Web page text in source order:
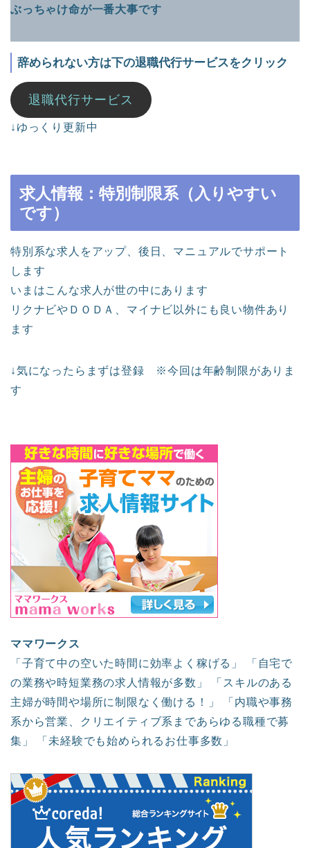
ぶっちゃけ命が一番大事です
辞められない方は下の退職代行サービスをクリック
退職代行サービス
↓ゆっくり更新中
求人情報：特別制限系（入りやすい
です）
特別系な求人をアップ、後日、マニュアルでサポート
します
いまはこんな求人が世の中にあります
リクナビやＤＯＤＡ、マイナビ以外にも良い物件あり
ます
↓気になったらまずは登録 ※今回は年齢制限がありま
す
ママワークス
「子育て中の空いた時間に効率よく稼げる」 「自宅で
の業務や時短業務の求人情報が多数」 「スキルのある
主婦が時間や場所に制限なく働ける！」 「内職や事務
系から営業、クリエイティブ系まであらゆる職種で募
集」 「未経験でも始められるお仕事多数」